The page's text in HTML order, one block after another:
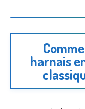
harnais